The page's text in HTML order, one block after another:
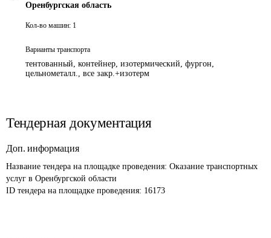
Оренбургская область
Кол-во машин: 1
Варианты транспорта
тентованный, контейнер, изотермический, фургон,
цельнометалл., все закр.+изотерм
Тендерная документация
Доп. информация
Название тендера на площадке проведения: Оказание транспортных
услуг в Оренбургской области
ID тендера на площадке проведения: 16173